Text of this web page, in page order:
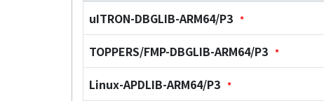
uITRON-DBGLIB-ARM64/P3 *
TOPPERS/FMP-DBGLIB-ARM64/P3 *
Linux-APDLIB-ARM64/P3 *